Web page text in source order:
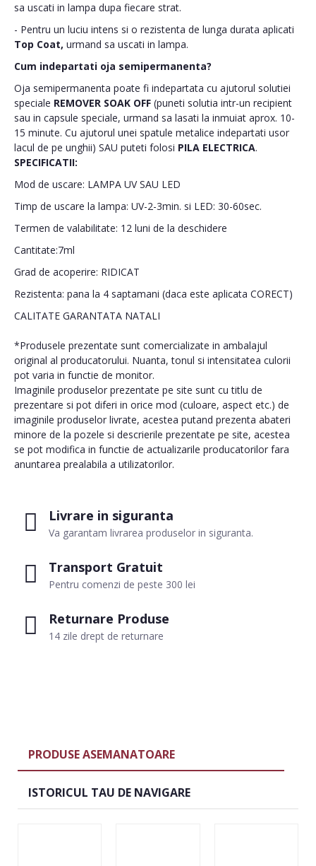
Livrare in siguranta
Va garantam livrarea produselor in siguranta.
Transport Gratuit
Pentru comenzi de peste 300 lei
Returnare Produse
14 zile drept de returnare
sa uscati in lampa dupa fiecare strat.
- Pentru un luciu intens si o rezistenta de lunga durata aplicati
Top Coat, urmand sa uscati in lampa.
Cum indepartati oja semipermanenta?
Oja semipermanenta poate fi indepartata cu ajutorul solutiei
speciale REMOVER SOAK OFF (puneti solutia intr-un recipient
sau in capsule speciale, urmand sa lasati la inmuiat aprox. 10-
15 minute. Cu ajutorul unei spatule metalice indepartati usor
lacul de pe unghii) SAU puteti folosi PILA ELECTRICA.
SPECIFICATII:
Mod de uscare: LAMPA UV SAU LED
Timp de uscare la lampa: UV-2-3min. si LED: 30-60sec.
Termen de valabilitate: 12 luni de la deschidere
Cantitate:7ml
Grad de acoperire: RIDICAT
Rezistenta: pana la 4 saptamani (daca este aplicata CORECT)
CALITATE GARANTATA NATALI
*Produsele prezentate sunt comercializate in ambalajul
original al producatorului. Nuanta, tonul si intensitatea culorii
pot varia in functie de monitor.
Imaginile produselor prezentate pe site sunt cu titlu de
prezentare si pot diferi in orice mod (culoare, aspect etc.) de
imaginile produselor livrate, acestea putand prezenta abateri
minore de la pozele si descrierile prezentate pe site, acestea
se pot modifica in functie de actualizarile producatorilor fara
anuntarea prealabila a utilizatorilor.
PRODUSE ASEMANATOARE
ISTORICUL TAU DE NAVIGARE